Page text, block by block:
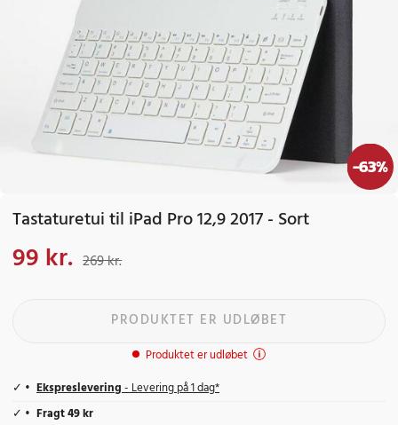
-63%
Tastaturetui til iPad Pro 12,9 2017 - Sort
Nuværende pris
99 kr. 269 kr.
PRODUKTET ER UDLØBET
Produktet er udløbet
Ekspreslevering- Levering på 1 dag*
Fragt 49 kr